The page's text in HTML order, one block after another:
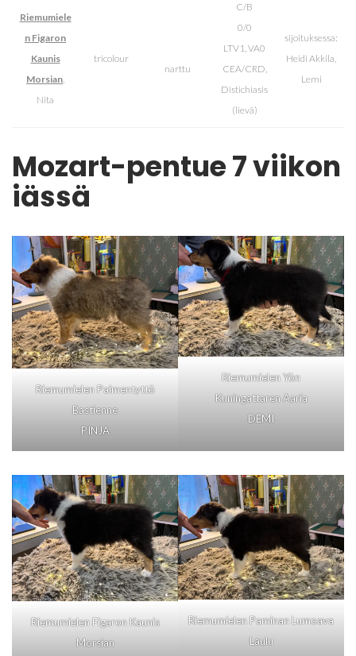
Riemumiele
n Figaron
Kaunis
Morsian,
Nita
tricolour
narttu
C/B
0/0
LTV1, VA0
CEA/CRD,
Distichiasis
(lievä)
sijoituksessa:
Heidi Akkila,
Lemi
Mozart-pentue 7 viikon
iässä
Riemumielen Paimentyttö
Bastienne
PINJA
Riemumielen Yön
Kuningattaren Aaria
DEMI
Riemumielen Figaron Kaunis
Morsian
Riemumielen Paminan Lumoava
Laulu